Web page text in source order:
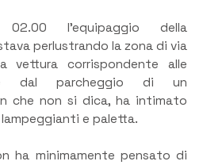
l’equipaggio della
perlustrando la zona di via
vettura corrispondente alle
dal parcheggio di un
che non si dica, ha intimato
e paletta.
ha minimamente pensato di